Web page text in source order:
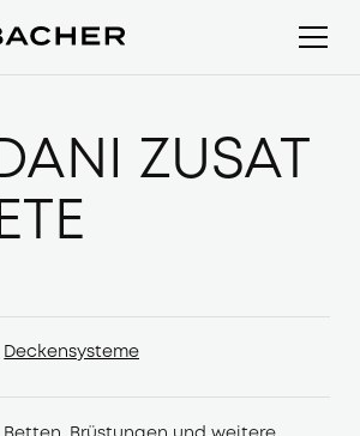
ZUSAT
Deckensysteme